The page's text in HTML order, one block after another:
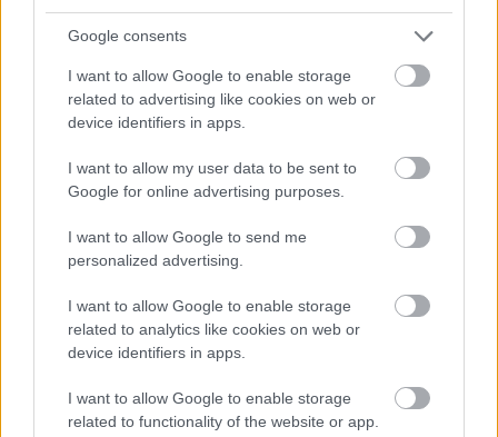
Google consents
I want to allow Google to enable storage
related to advertising like cookies on web or
device identifiers in apps.
I want to allow my user data to be sent to
Google for online advertising purposes.
I want to allow Google to send me
personalized advertising.
I want to allow Google to enable storage
related to analytics like cookies on web or
device identifiers in apps.
I want to allow Google to enable storage
related to functionality of the website or app.
Leeds United
vs Manchester United 2026-08-15 18:00
Támogatás
Támogasd adományoddal
a ManUtdFanatics.hu működését!